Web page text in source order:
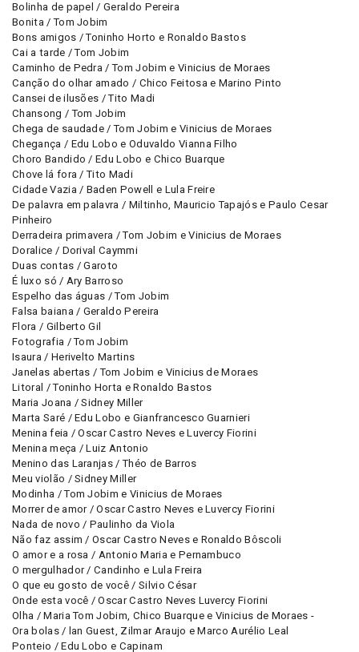
Bolinha de papel / Geraldo Pereira
Bonita / Tom Jobim
Bons amigos / Toninho Horto e Ronaldo Bastos
Cai a tarde / Tom Jobim
Caminho de Pedra / Tom Jobim e Vinicius de Moraes
Canção do olhar amado / Chico Feitosa e Marino Pinto
Cansei de ilusões / Tito Madi
Chansong / Tom Jobim
Chega de saudade / Tom Jobim e Vinicius de Moraes
Chegança / Edu Lobo e Oduvaldo Vianna Filho
Choro Bandido / Edu Lobo e Chico Buarque
Chove lá fora / Tito Madi
Cidade Vazia / Baden Powell e Lula Freire
De palavra em palavra / Miltinho, Mauricio Tapajós e Paulo Cesar
Pinheiro
Derradeira primavera / Tom Jobim e Vinicius de Moraes
Doralice / Dorival Caymmi
Duas contas / Garoto
É luxo só / Ary Barroso
Espelho das águas / Tom Jobim
Falsa baiana / Geraldo Pereira
Flora / Gilberto Gil
Fotografia / Tom Jobim
Isaura / Herivelto Martins
Janelas abertas / Tom Jobim e Vinicius de Moraes
Litoral / Toninho Horta e Ronaldo Bastos
Maria Joana / Sidney Miller
Marta Saré / Edu Lobo e Gianfrancesco Guarnieri
Menina feia / Oscar Castro Neves e Luvercy Fiorini
Menina meça / Luiz Antonio
Menino das Laranjas / Théo de Barros
Meu violão / Sidney Miller
Modinha / Tom Jobim e Vinicius de Moraes
Morrer de amor / Oscar Castro Neves e Luvercy Fiorini
Nada de novo / Paulinho da Viola
Não faz assim / Oscar Castro Neves e Ronaldo Bôscoli
O amor e a rosa / Antonio Maria e Pernambuco
O mergulhador / Candinho e Lula Freira
O que eu gosto de você / Silvio César
Onde esta você / Oscar Castro Neves Luvercy Fiorini
Olha / Maria Tom Jobim, Chico Buarque e Vinicius de Moraes -
Ora bolas / lan Guest, Zilmar Araujo e Marco Aurélio Leal
Ponteio / Edu Lobo e Capinam